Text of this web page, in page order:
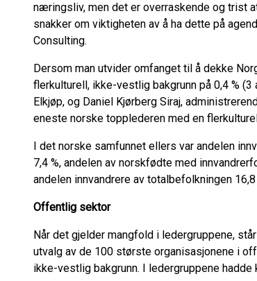
næringsliv, men det er overraskende og trist
snakker om viktigheten av å ha dette på
Consulting.
Dersom man utvider omfanget til å dekke
flerkulturell, ikke-vestlig bakgrunn på 0,4 %
Elkjøp, og Daniel Kjørberg Siraj,
eneste norske topplederen med en
I det norske samfunnet ellers var andelen
7,4 %, andelen av norskfødte med
andelen innvandrere av totalbefolkningen
Offentlig sektor
Når det gjelder mangfold i ledergruppene,
utvalg av de 100 største organisasjonene i
ikke-vestlig bakgrunn. I ledergruppene